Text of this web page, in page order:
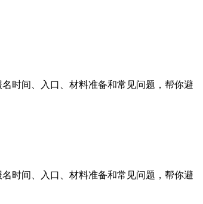
时间、入口、材料准备和常见问题，帮你避
时间、入口、材料准备和常见问题，帮你避